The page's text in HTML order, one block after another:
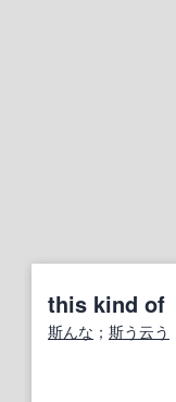
this kind of
斯んな ； 斯う云う